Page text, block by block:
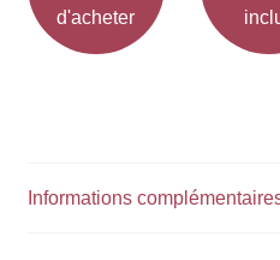
d'acheter
Informations